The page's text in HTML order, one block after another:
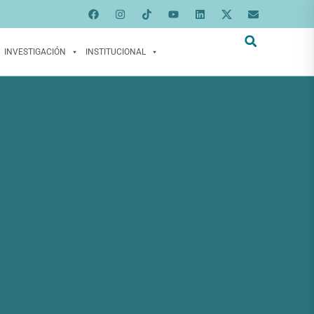
INVESTIGACIÓN INSTITUCIONAL